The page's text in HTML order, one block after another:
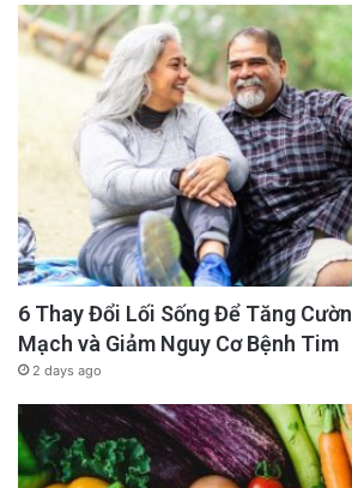
6 Thay Đổi Lối Sống Để Tăng
Mạch và Giảm Nguy Cơ Bệnh Tim
2 days ago